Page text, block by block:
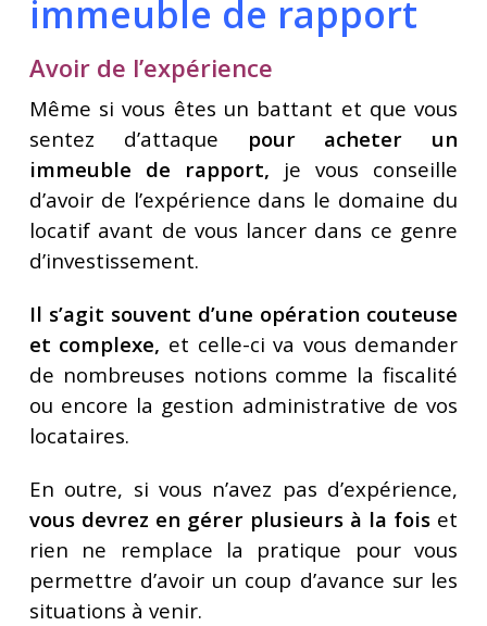
immeuble de rapport
Avoir de l’expérience
Même si vous êtes un battant et que vous
sentez d’attaque pour acheter un
immeuble de rapport, je vous conseille
d’avoir de l’expérience dans le domaine du
locatif avant de vous lancer dans ce genre
d’investissement.
Il s’agit souvent d’une opération couteuse
et complexe, et celle-ci va vous demander
de nombreuses notions comme la fiscalité
ou encore la gestion administrative de vos
locataires.
En outre, si vous n’avez pas d’expérience,
vous devrez en gérer plusieurs à la fois et
rien ne remplace la pratique pour vous
permettre d’avoir un coup d’avance sur les
situations à venir.